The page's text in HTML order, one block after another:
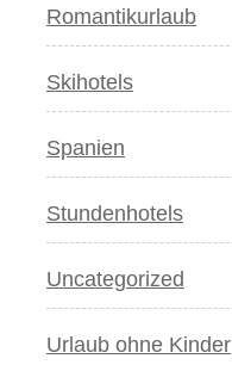
Romantikurlaub
Skihotels
Spanien
Stundenhotels
Uncategorized
Urlaub ohne Kinder